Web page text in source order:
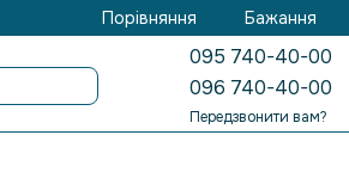
Порівняння Бажання
095 740-40-00
096 740-40-00
Передзвонити вам?